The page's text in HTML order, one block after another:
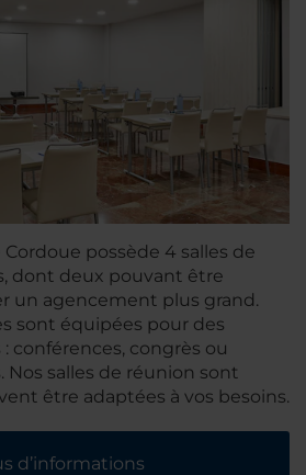
Cordoue possède 4 salles de
dont deux pouvant être
un agencement plus grand.
sont équipées pour des
conférences, congrès ou
salles de réunion sont
être adaptées à vos besoins.
d’informations